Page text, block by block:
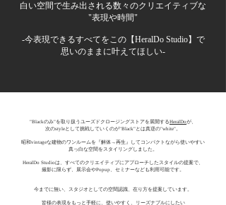
白い空間で生み出される数々のクリエイティブな
"表現や時間"
-今表現できるすべてをこの【HeralDo Studio】で
思いのままに叶えてほしい-
"Blackのみ"を取り扱うユーズドクロージングストアを展開するHeralDoが、
次のstyleとして挑戦していくのが"Black"とは真逆の"white"。
昭和vintageな建物のワンルームを『解体→再生』してコンパクトながら使いやすい
真っ白な空間を スタイリングしました。
HeralDo Studioは、すべてのクリエイティブにアプローチしたスタイルの提案で、
撮影に限らず、展示会やPopup、セミナーなども利用可能です。
今までに無い、スタジオとしての空間認識、在り方を提案しています。
皆様の表現をもっと手軽に、使いやすく、リーズナブルにしたい